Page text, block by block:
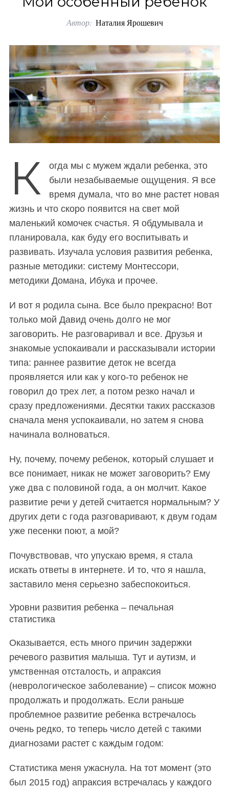
Автор: Наталия Ярошевич
К
огда мы с мужем ждали ребенка, это
были незабываемые ощущения. Я все
время думала, что во мне растет новая
жизнь и что скоро появится на свет мой
маленький комочек счастья. Я обдумывала и
планировала, как буду его воспитывать и
развивать. Изучала условия развития ребенка,
разные методики: систему Монтессори,
методики Домана, Ибука и прочее.
И вот я родила сына. Все было прекрасно! Вот
только мой Давид очень долго не мог
заговорить. Не разговаривал и все. Друзья и
знакомые успокаивали и рассказывали истории
типа: раннее развитие деток не всегда
проявляется или как у кого-то ребенок не
говорил до трех лет, а потом резко начал и
сразу предложениями. Десятки таких рассказов
сначала меня успокаивали, но затем я снова
начинала волноваться.
Ну, почему, почему ребенок, который слушает и
все понимает, никак не может заговорить? Ему
уже два с половиной года, а он молчит. Какое
развитие речи у детей считается нормальным? У
других дети с года разговаривают, к двум годам
уже песенки поют, а мой?
Почувствовав, что упускаю время, я стала
искать ответы в интернете. И то, что я нашла,
заставило меня серьезно забеспокоиться.
Уровни развития ребенка – печальная
статистика
Оказывается, есть много причин задержки
речевого развития малыша. Тут и аутизм, и
умственная отсталость, и апраксия
(неврологическое заболевание) – список можно
продолжать и продолжать. Если раньше
проблемное развитие ребенка встречалось
очень редко, то теперь число детей с такими
диагнозами растет с каждым годом:
Статистика меня ужаснула. На тот момент (это
был 2015 год) апраксия встречалась у каждого